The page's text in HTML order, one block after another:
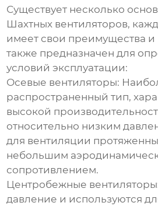
Существует несколько
Шахтных вентиляторов,
имеет свои преимущества и
также предназначен для
условий эксплуатации:
Осевые вентиляторы:
распространенный тип,
высокой
относительно низким
для вентиляции
небольшим
сопротивлением.
Центробежные
давление и используются